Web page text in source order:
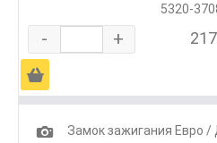
5320-
- +
Ä
1
Замок зажигания Евро /